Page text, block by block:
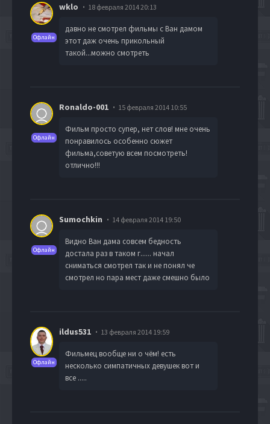
Офлайн
wklo 18 февраля 2014 20:13
давно не смотрел фильмы с Ван дамом
этот даж очень прикольный
такой...можно смотреть
Офлайн
Ronaldo-001 15 февраля 2014 10:55
Фильм просто супер, нет слов! мне очень
понравилось особенно сюжет
фильма,советую всем посмотреть!
отлично!!!
Офлайн
Sumochkin 14 февраля 2014 19:50
Видно Ван дама совсем бедность
достала раз в таком г...... начал
сниматься смотрел так и не понял че
смотрел но пара мест даже смешно было
Офлайн
ildus531 13 февраля 2014 19:59
Фильмец вообще ни о чём! есть
несколько симпатичных девушек вот и
все .....